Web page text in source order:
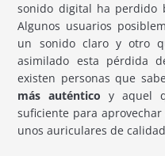
sonido digital ha perdido
Algunos usuarios
un sonido claro y otro
asimilado esta pérdida
existen personas que
más auténtico y aquel
suficiente para
unos auriculares de